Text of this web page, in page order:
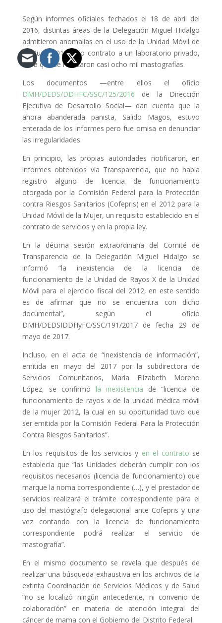
Según informes oficiales fechados el 18 de abril del
2016, distintas áreas de la Delegación Miguel Hidalgo
admitieron anomalías en el uso de la Unidad Móvil de
la Mujer 2012 bajo contrato a un laboratorio privado,
en la que se realizaron casi ocho mil mastografías.
Los documentos —entre ellos el oficio
DMH/DEDS/DDHFC/SSC/125/2016 de la Dirección
Ejecutiva de Desarrollo Social— dan cuenta que la
ahora abanderada panista, Salido Magos, estuvo
enterada de los informes pero fue omisa en denunciar
las irregularidades.
En principio, las propias autoridades notificaron, en
informes obtenidos vía Transparencia, que no había
registro alguno de licencia de funcionamiento
otorgada por la Comisión Federal para la Protección
contra Riesgos Sanitarios (Cofepris) en el 2012 para la
Unidad Móvil de la Mujer, un requisito establecido en el
contrato de servicios y en la propia ley.
En la décima sesión extraordinaria del Comité de
Transparencia de la Delegación Miguel Hidalgo se
informó “la inexistencia de la licencia de
funcionamiento de la Unidad de Rayos X de la Unidad
Móvil para el ejercicio fiscal del 2012, en este sentido
es de afirmar que no se encuentra con dicho
documental”, según el oficio
DMH/DEDSIDDHyFC/SSC/191/2017 de fecha 29 de
mayo de 2017.
Incluso, en el acta de “inexistencia de información”,
emitida en mayo del 2017 por la subdirectora de
Servicios Comunitarios, María Elizabeth Moreno
López, se confirmó la inexistencia de “licencia de
funcionamiento de rayos x de la unidad médica móvil
de la mujer 2012, la cual en su oportunidad tuvo que
ser emitida por la Comisión Federal Para la Protección
Contra Riesgos Sanitarios”.
En los requisitos de los servicios y en el contrato se
establecía que “las Unidades deberán cumplir con los
requisitos necesarios (licencia de funcionamiento) que
marque la noma correspondiente (…), y el prestador de
servicios realizará el trámite correspondiente para el
uso del mastógrafo delegacional ante Cofepris y una
vez contando con la licencia de funcionamiento
correspondiente podrá realizar el servicio de
mastografía”.
En el mismo documento se revela que después de
realizar una búsqueda exhaustiva en los archivos de la
extinta Coordinación de Servicios Médicos y de Salud
“no se localizó ningún antecedente, ni convenio de
colaboración” en materia de atención integral del
cáncer de mama con el Gobierno del Distrito Federal.